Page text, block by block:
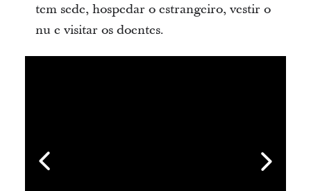
tem sede, hospedar o estrangeiro, vestir o
nu e visitar os doentes.